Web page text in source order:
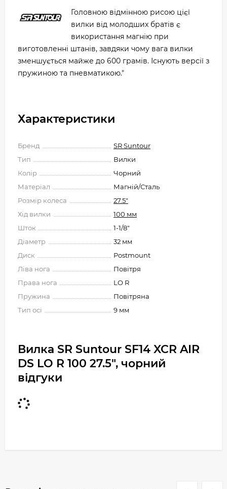
Головною відмінною рисою цієї
вилки від молодших братів є
використання магнію при
виготовленні штанів, завдяки чому вага вилки
зменшується майже до 600 грамів. Існують версії з
пружиною та пневматикою."
Характеристики
Бренд
SR Suntour
Тип
Вилки
Колір
Чорний
Матеріал
Магній/Сталь
Розмір колеса
27.5"
Хід вилки
100 мм
Шток
1-1/8"
Діаметр
32 мм
Диск
Postmount
Ліва нога
Повітря
Права нога
LO R
Пружина
Повітряна
Тип осі
9 мм
Вилка SR Suntour SF14 XCR AIR
DS LO R 100 27.5", чорний
відгуки